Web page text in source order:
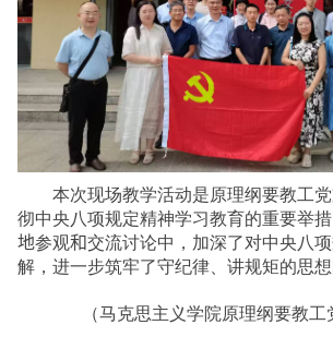
本次现场教学活动是原理纲要教工
彻中央八项规定精神学习教育的重要举
地参观和交流讨论中，加深了对中央八
解，进一步筑牢了守纪律、讲规矩的思想
（马克思主义学院原理纲要教工